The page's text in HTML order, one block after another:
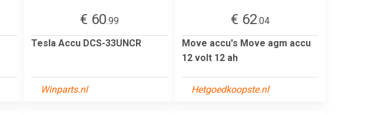
€ 60.99
Tesla Accu DCS-33UNCR
Winparts.nl
€ 62.04
Move accu's Move agm accu
12 volt 12 ah
Hetgoedkoopste.nl